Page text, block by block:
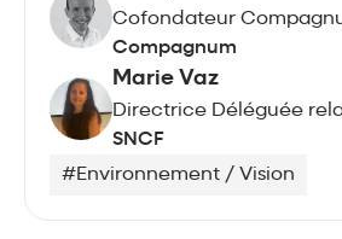
Cofondateur
Compagnum
Marie Vaz
Directrice Déléguée
SNCF
#Environnement / Vision